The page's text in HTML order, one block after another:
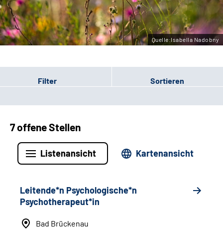
Leichte Sprache
Gebärdensprache
Quelle:Isabella Nadobny
Filter Sortieren
7 offene Stellen
Listenansicht Kartenansicht
Leitende*n Psychologische*n
Psychotherapeut*in
Bad Brückenau